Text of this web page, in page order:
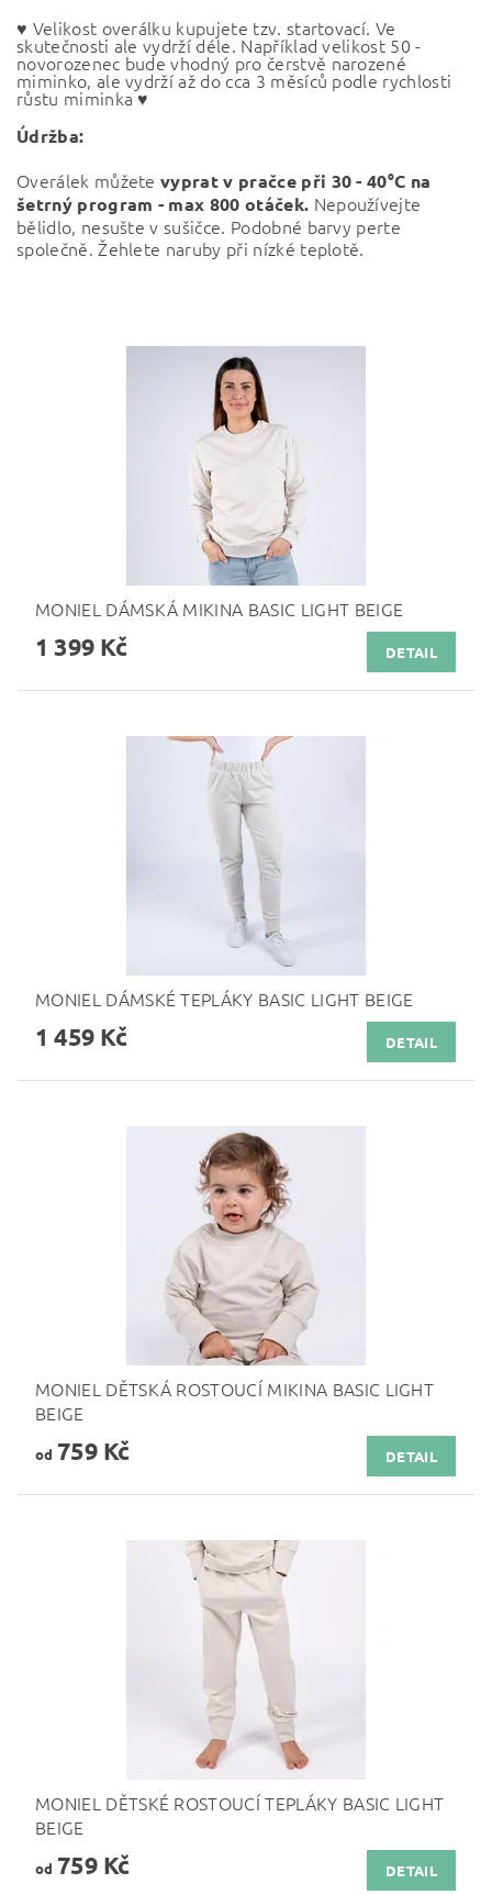
♥ Velikost overálku kupujete tzv. startovací. Ve
skutečnosti ale vydrží déle. Například velikost 50 -
novorozenec bude vhodný pro čerstvě narozené
miminko, ale vydrží až do cca 3 měsíců podle rychlosti
růstu miminka ♥
Údržba:
Overálek můžetevyprat v pračce při 30 - 40°C na
šetrný program - max 800 otáček. Nepoužívejte
bělidlo, nesušte v sušičce. Podobné barvy perte
společně. Žehlete naruby při nízké teplotě.
MONIEL DÁMSKÁ MIKINA BASIC LIGHT BEIGE
1 399 Kč DETAIL
MONIEL DÁMSKÉ TEPLÁKY BASIC LIGHT BEIGE
1 459 Kč DETAIL
MONIEL DĚTSKÁ ROSTOUCÍ MIKINA BASIC LIGHT
BEIGE
od 759 Kč DETAIL
MONIEL DĚTSKÉ ROSTOUCÍ TEPLÁKY BASIC LIGHT
BEIGE
od 759 Kč DETAIL